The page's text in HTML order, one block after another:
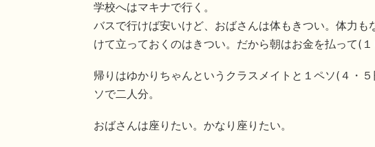
学校へはマキナで行く。
バスで行けば安いけど、おばさんは体もきつい。体力
けて立っておくのはきつい。だから朝はお金を払って(
帰りはゆかりちゃんというクラスメイトと１ペソ(４・
ソで二人分。
おばさんは座りたい。かなり座りたい。